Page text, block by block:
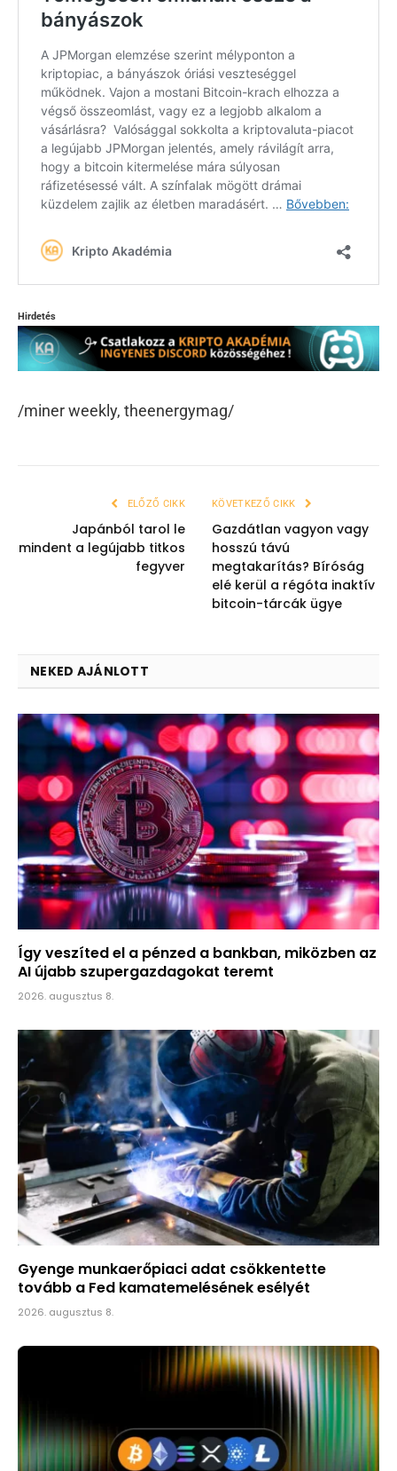
Hirdetés
/miner weekly, theenergymag/
ELŐZŐ CIKK
Japánból tarol le
mindent a legújabb titkos
fegyver
KÖVETKEZŐ CIKK
Gazdátlan vagyon vagy
hosszú távú
megtakarítás? Bíróság
elé kerül a régóta inaktív
bitcoin-tárcák ügye
NEKED AJÁNLOTT
Így veszíted el a pénzed a bankban, miközben az
AI újabb szupergazdagokat teremt
2026. augusztus 8.
Gyenge munkaerőpiaci adat csökkentette
tovább a Fed kamatemelésének esélyét
2026. augusztus 8.